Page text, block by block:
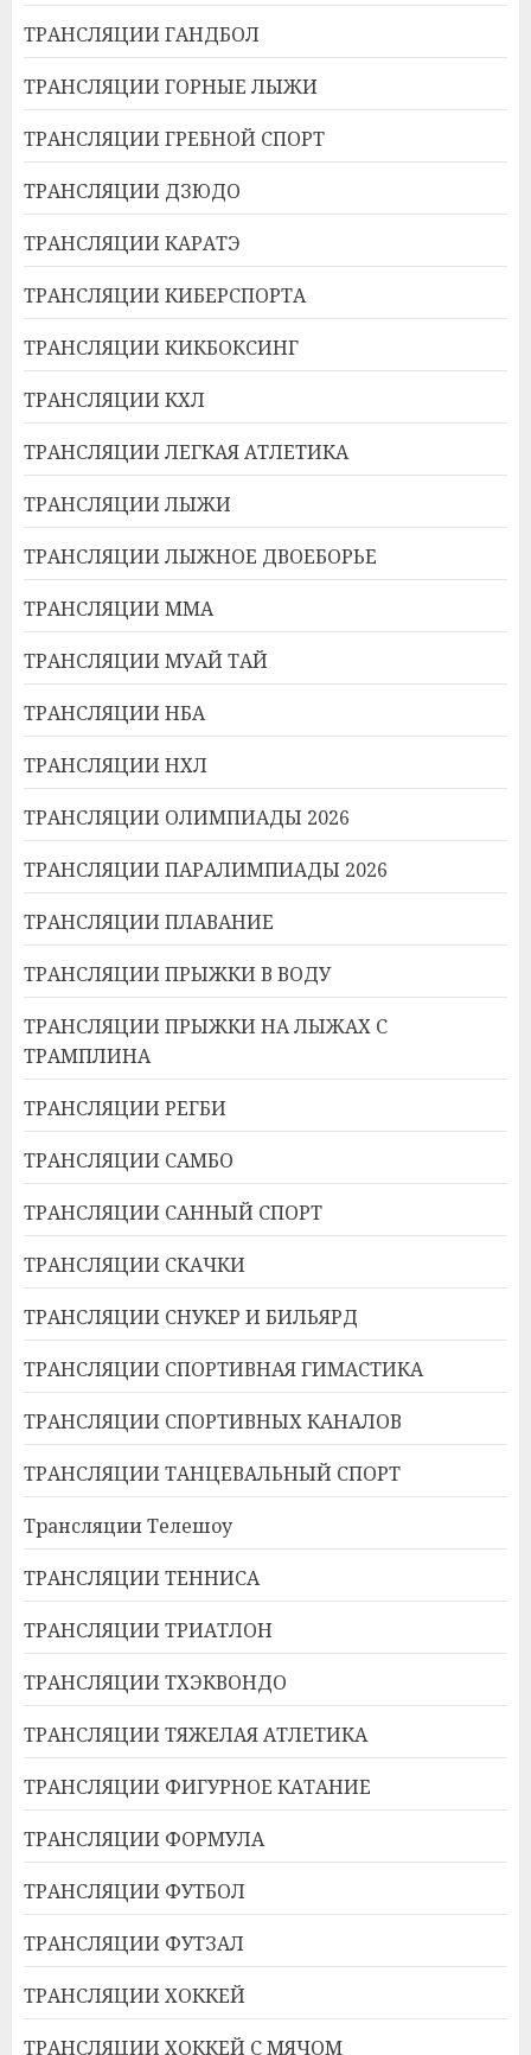
ТРАНСЛЯЦИИ ГАНДБОЛ
ТРАНСЛЯЦИИ ГОРНЫЕ ЛЫЖИ
ТРАНСЛЯЦИИ ГРЕБНОЙ СПОРТ
ТРАНСЛЯЦИИ ДЗЮДО
ТРАНСЛЯЦИИ КАРАТЭ
ТРАНСЛЯЦИИ КИБЕРСПОРТА
ТРАНСЛЯЦИИ КИКБОКСИНГ
ТРАНСЛЯЦИИ КХЛ
ТРАНСЛЯЦИИ ЛЕГКАЯ АТЛЕТИКА
ТРАНСЛЯЦИИ ЛЫЖИ
ТРАНСЛЯЦИИ ЛЫЖНОЕ ДВОЕБОРЬЕ
ТРАНСЛЯЦИИ ММА
ТРАНСЛЯЦИИ МУАЙ ТАЙ
ТРАНСЛЯЦИИ НБА
ТРАНСЛЯЦИИ НХЛ
ТРАНСЛЯЦИИ ОЛИМПИАДЫ 2026
ТРАНСЛЯЦИИ ПАРАЛИМПИАДЫ 2026
ТРАНСЛЯЦИИ ПЛАВАНИЕ
ТРАНСЛЯЦИИ ПРЫЖКИ В ВОДУ
ТРАНСЛЯЦИИ ПРЫЖКИ НА ЛЫЖАХ С
ТРАМПЛИНА
ТРАНСЛЯЦИИ РЕГБИ
ТРАНСЛЯЦИИ САМБО
ТРАНСЛЯЦИИ САННЫЙ СПОРТ
ТРАНСЛЯЦИИ СКАЧКИ
ТРАНСЛЯЦИИ СНУКЕР И БИЛЬЯРД
ТРАНСЛЯЦИИ СПОРТИВНАЯ ГИМАСТИКА
ТРАНСЛЯЦИИ СПОРТИВНЫХ КАНАЛОВ
ТРАНСЛЯЦИИ ТАНЦЕВАЛЬНЫЙ СПОРТ
Трансляции Телешоу
ТРАНСЛЯЦИИ ТЕННИСА
ТРАНСЛЯЦИИ ТРИАТЛОН
ТРАНСЛЯЦИИ ТХЭКВОНДО
ТРАНСЛЯЦИИ ТЯЖЕЛАЯ АТЛЕТИКА
ТРАНСЛЯЦИИ ФИГУРНОЕ КАТАНИЕ
ТРАНСЛЯЦИИ ФОРМУЛА
ТРАНСЛЯЦИИ ФУТБОЛ
ТРАНСЛЯЦИИ ФУТЗАЛ
ТРАНСЛЯЦИИ ХОККЕЙ
ТРАНСЛЯЦИИ ХОККЕЙ С МЯЧОМ